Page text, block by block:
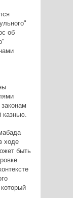
об
казнью.
ходе
быть